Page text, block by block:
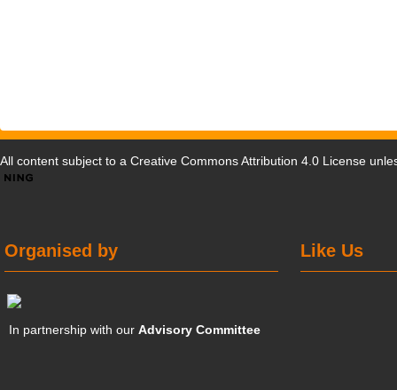
All content subject to a Creative Commons Attribution 4.0 License
Like Us
Organised by
In partnership with ourAdvisory Committee